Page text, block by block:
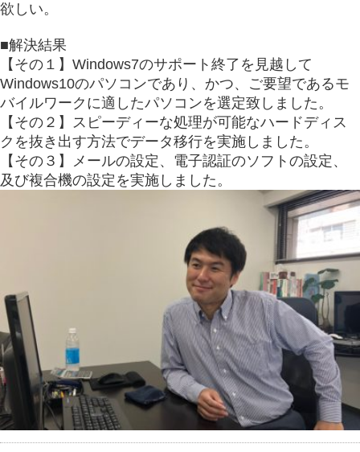
欲しい。
■解決結果
【その１】Windows7のサポート終了を見越して
Windows10のパソコンであり、かつ、ご要望であるモ
バイルワークに適したパソコンを選定致しました。
【その２】スピーディーな処理が可能なハードディス
クを抜き出す方法でデータ移行を実施しました。
【その３】メールの設定、電子認証のソフトの設定、
及び複合機の設定を実施しました。